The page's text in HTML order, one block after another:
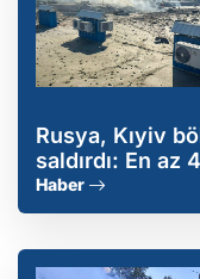
Rusya, Kıyiv
saldırdı: En az
Haber